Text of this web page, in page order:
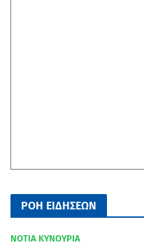
ΡΟΗ ΕΙΔΗΣΕΩΝ
ΝΟΤΙΑ ΚΥΝΟΥΡΙΑ